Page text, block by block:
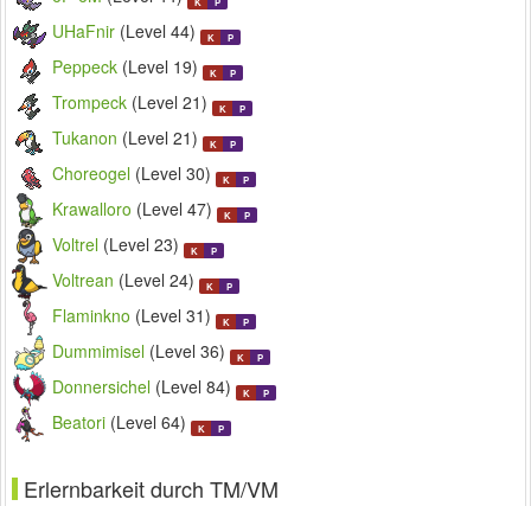
UHaFnir (Level 44) K P
Peppeck (Level 19) K P
Trompeck (Level 21) K P
Tukanon (Level 21) K P
Choreogel (Level 30) K P
Krawalloro (Level 47) K P
Voltrel (Level 23) K P
Voltrean (Level 24) K P
Flaminkno (Level 31) K P
Dummimisel (Level 36) K P
Donnersichel (Level 84) K P
Beatori (Level 64) K P
Erlernbarkeit durch TM/VM